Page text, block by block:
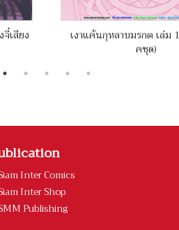
เสียง
เงาแค้นกุหลาบมรกต เล่ม
คชุด)
Inter Comics
Inter Shop
Publishing